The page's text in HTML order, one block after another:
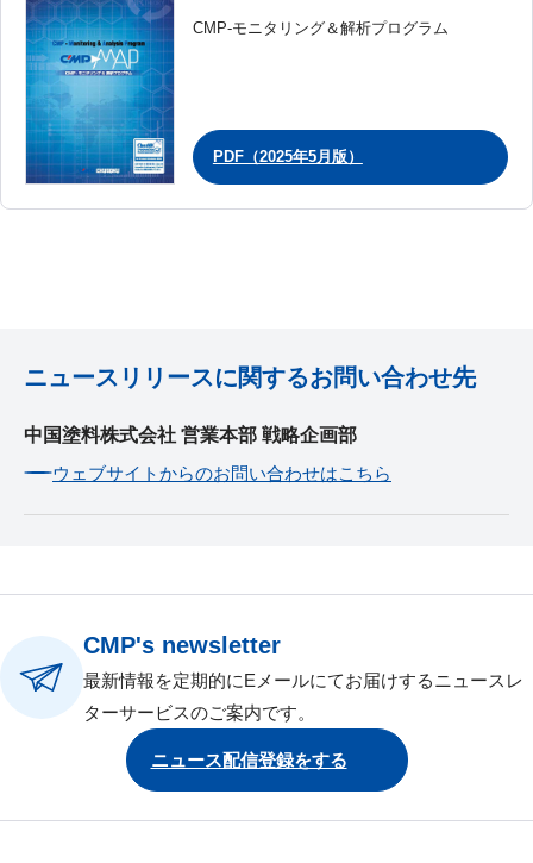
CMP-モニタリング＆解析プログラム
PDF（2025年5月版）
ニュースリリースに関するお問い合わせ先
中国塗料株式会社 営業本部 戦略企画部
ウェブサイトからのお問い合わせはこちら
CMP's newsletter
最新情報を定期的にEメールにてお届けするニュースレ
ターサービスのご案内です。
ニュース配信登録をする